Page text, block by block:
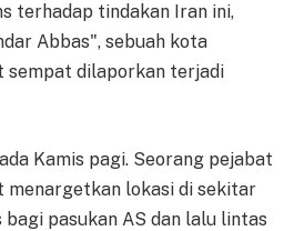
terhadap tindakan Iran ini,
Abbas", sebuah kota
sempat dilaporkan terjadi
Kamis pagi. Seorang pejabat
menargetkan lokasi di sekitar
pasukan AS dan lalu lintas